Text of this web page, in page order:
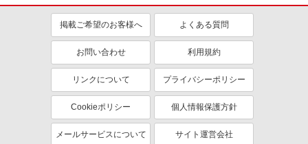
掲載ご希望のお客様へ よくある質問
お問い合わせ 利用規約
リンクについて プライバシーポリシー
Cookieポリシー 個人情報保護方針
メールサービスについて サイト運営会社